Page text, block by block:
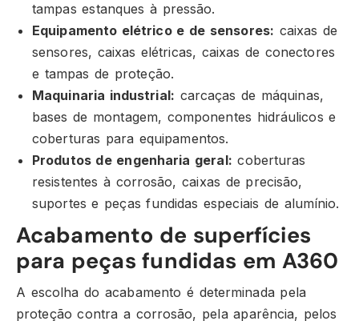
tampas estanques à pressão.
Equipamento elétrico e de sensores: caixas de
sensores, caixas elétricas, caixas de conectores
e tampas de proteção.
Maquinaria industrial: carcaças de máquinas,
bases de montagem, componentes hidráulicos e
coberturas para equipamentos.
Produtos de engenharia geral: coberturas
resistentes à corrosão, caixas de precisão,
suportes e peças fundidas especiais de alumínio.
Acabamento de superfícies
para peças fundidas em A360
A escolha do acabamento é determinada pela
proteção contra a corrosão, pela aparência, pelos